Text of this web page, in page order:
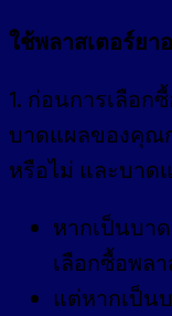
ใช้พลาสเตอร์ยา
1. ก่อนการเลือก
บาดแผลของคุณ
หรือไม่ และบาด
หากเป็นบา
เลือกซื้อพล
แต่หากเป็น